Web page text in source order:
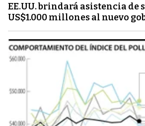
EE.UU. brindará asistencia de
US$1.000 millones al nuevo